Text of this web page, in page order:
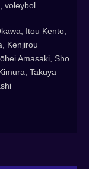
voleybol
Onları, 163
ve keskin
Kanno da
güneş
kırar
çıkan bir dizi
yolculuğu.
dizileri, Kore
Itou Kento,
Kenjirou
Amasaki, Sho
Takuya